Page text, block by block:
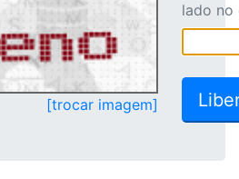
[trocar imagem]
lado no